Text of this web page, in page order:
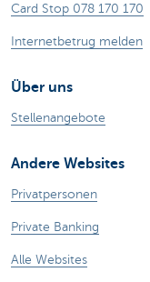
Card Stop 078 170 170
Internetbetrug melden
Über uns
Stellenangebote
Andere Websites
Privatpersonen
Private Banking
Alle Websites